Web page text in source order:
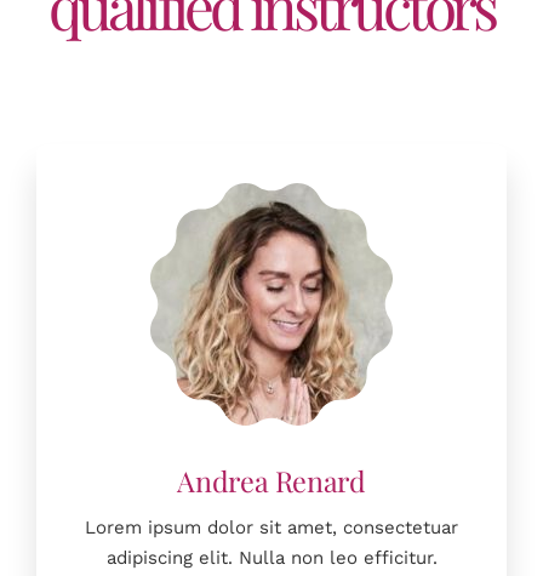
Lorem ipsum dolor sit amet, consectetuar
adipiscing elit. Nulla non leo efficitur.